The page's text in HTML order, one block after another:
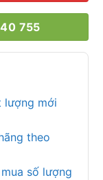
755
lượng mới
theo
số lượng